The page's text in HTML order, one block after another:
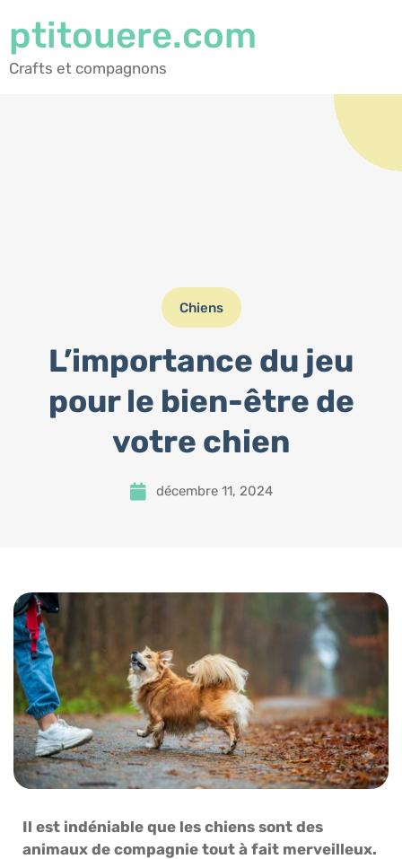
ptitouere.com
Crafts et compagnons
Chiens
L’importance du jeu
pour le bien-être de
votre chien
décembre 11, 2024
Il est indéniable que les chiens sont des
animaux de compagnie tout à fait merveilleux.